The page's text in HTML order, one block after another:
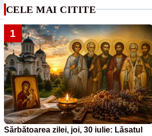
CELE MAI CITITE
1
Sărbătoarea zilei, joi, 30 iulie: Lăsatul